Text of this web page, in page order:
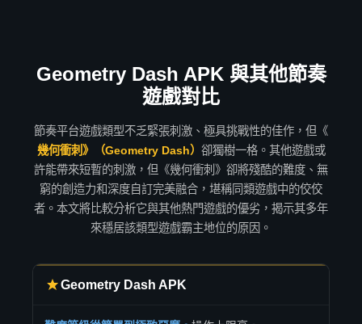
Geometry Dash APK 與其他節奏
遊戲對比
節奏平台遊戲類型不乏緊張刺激、極具挑戰性的佳作，但《
幾何衝刺》（Geometry Dash） 卻獨樹一格。其他遊戲或
許能帶來短暫的刺激，但《幾何衝刺》卻將殘酷的難度、無
窮的創造力和深度自訂完美融合，堪稱同類遊戲中的佼佼
者。本文將比較分析它與其他熱門遊戲的優劣，揭示其多年
來穩居該類型遊戲霸主地位的原因。
Geometry Dash APK